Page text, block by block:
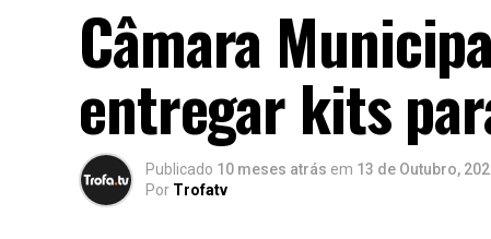
Câmara
entregar kits
Publicado 10 meses atrás em 13 de Outubro,
Por Trofatv